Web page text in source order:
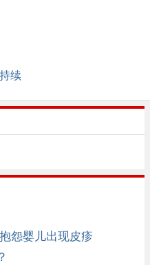
续
怨婴儿出现皮疹